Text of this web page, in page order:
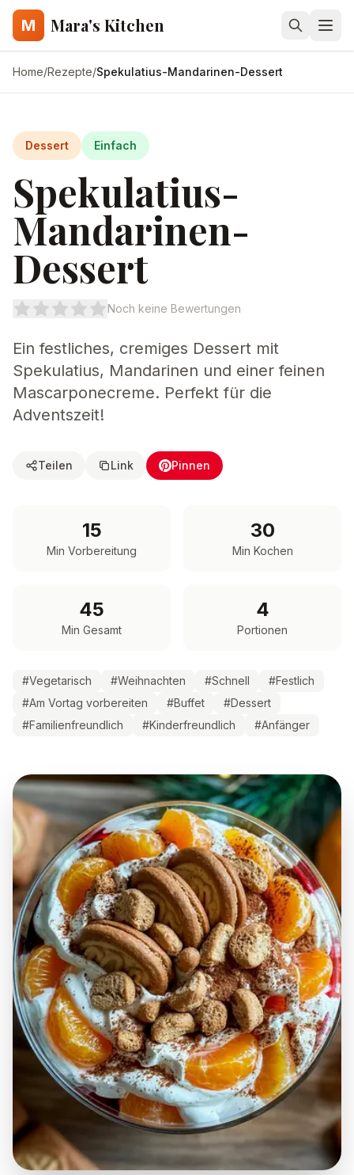
M Mara's Kitchen
Home/Rezepte/Spekulatius-Mandarinen-Dessert
Dessert Einfach
Spekulatius-
Mandarinen-
Dessert
Noch keine Bewertungen
Ein festliches, cremiges Dessert mit
Spekulatius, Mandarinen und einer feinen
Mascarponecreme. Perfekt für die
Adventszeit!
Teilen Link Pinnen
15
Min Vorbereitung
30
Min Kochen
45
Min Gesamt
4
Portionen
#Vegetarisch #Weihnachten #Schnell #Festlich
#Am Vortag vorbereiten #Buffet #Dessert
#Familienfreundlich #Kinderfreundlich #Anfänger